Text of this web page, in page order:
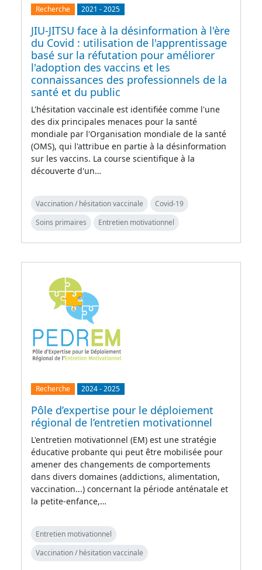
Recherche 2021 -2025
JIU-JITSU face à la désinformation à l'ère
du Covid : utilisation de l'apprentissage
basé sur la réfutation pour améliorer
l'adoption des vaccins et les
connaissances des professionnels de la
santé et du public
L'hésitation vaccinale est identifiée comme l'une
des dix principales menaces pour la santé
mondiale par l'Organisation mondiale de la santé
(OMS), qui l'attribue en partie à la désinformation
sur les vaccins. La course scientifique à la
découverte d'un…
Vaccination / hésitation vaccinale
Covid-19
Soins primaires
Entretien motivationnel
Recherche 2024-2025
Pôle d’expertise pour le déploiement
régional de l’entretien motivationnel
L'entretien motivationnel (EM) est une stratégie
éducative probante qui peut être mobilisée pour
amener des changements de comportements
dans divers domaines (addictions, alimentation,
vaccination...) concernant la période anténatale et
la petite-enfance,…
Entretien motivationnel
Vaccination / hésitation vaccinale